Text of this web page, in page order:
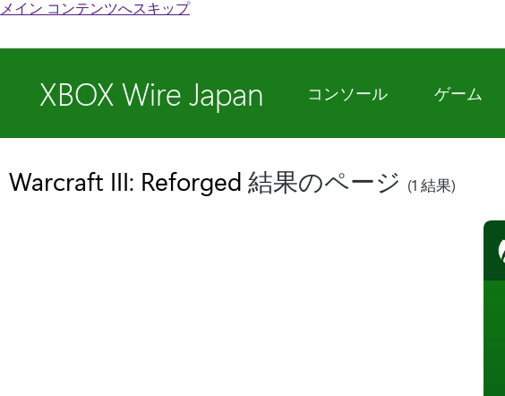
メイン コンテンツへスキップ
XBOX Wire Japan コンソール ゲーム
Warcraft III: Reforged 結果のページ (1 結果)